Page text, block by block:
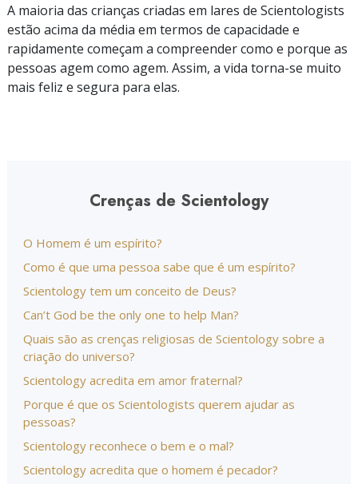
A maioria das crianças criadas em lares de Scientologists
estão acima da média em termos de capacidade e
rapidamente começam a compreender como e porque as
pessoas agem como agem. Assim, a vida torna-se muito
mais feliz e segura para elas.
Crenças de Scientology
O Homem é um espírito?
Como é que uma pessoa sabe que é um espírito?
Scientology tem um conceito de Deus?
Can’t God be the only one to help Man?
Quais são as crenças religiosas de Scientology sobre a
criação do universo?
Scientology acredita em amor fraternal?
Porque é que os Scientologists querem ajudar as
pessoas?
Scientology reconhece o bem e o mal?
Scientology acredita que o homem é pecador?